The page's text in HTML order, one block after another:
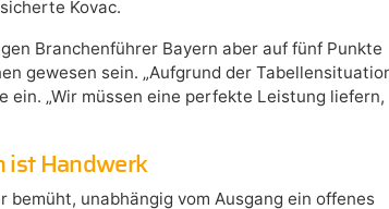
Kovac.
Branchenführer Bayern aber auf fünf Punkte
gewesen sein. „Aufgrund der
ein. „Wir müssen eine perfekte Leistung liefern,
ist Handwerk
unabhängig vom Ausgang ein offenes